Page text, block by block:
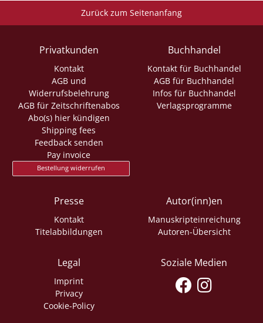
Zurück zum Seitenanfang
Privatkunden
Kontakt
AGB und
Widerrufsbelehrung
AGB für Zeitschriftenabos
Abo(s) hier kündigen
Shipping fees
Feedback senden
Pay invoice
Bestellung widerrufen
Buchhandel
Kontakt für Buchhandel
AGB für Buchhandel
Infos für Buchhandel
Verlagsprogramme
Presse
Kontakt
Titelabbildungen
Autor(inn)en
Manuskripteinreichung
Autoren-Übersicht
Legal
Imprint
Privacy
Cookie-Policy
Soziale Medien